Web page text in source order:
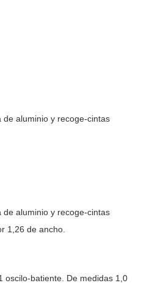
aluminio y recoge-cintas
aluminio y recoge-cintas
1,26 de ancho.
oscilo-batiente. De medidas 1,0